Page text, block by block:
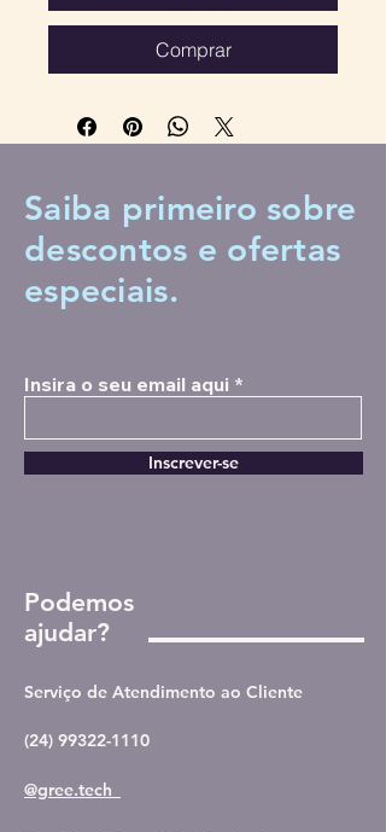
Comprar
Saiba primeiro sobre
descontos e ofertas
especiais.
Insira o seu email aqui
Inscrever-se
Podemos
ajudar?
Serviço de Atendimento ao Cliente
(24) 99322-1110
@gree.tech_